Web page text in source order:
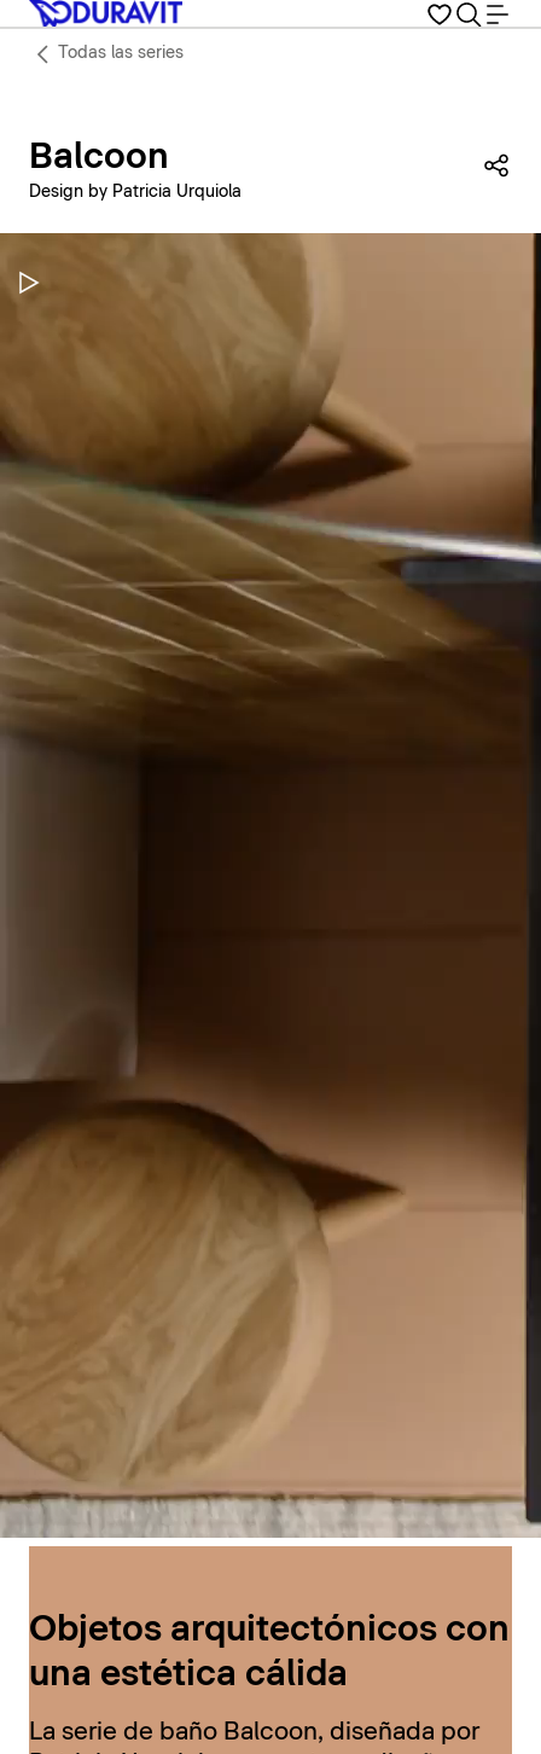
Todas las series
Balcoon
Design by Patricia Urquiola
Pausar vídeo
Objetos arquitectónicos con
una estética cálida
La serie de baño Balcoon, diseñada por